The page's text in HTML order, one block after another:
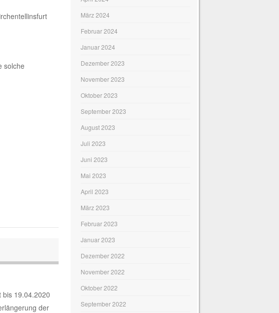
solche
bis 19.04.2020
der
März 2024
Februar 2024
Januar 2024
Dezember 2023
November 2023
Oktober 2023
September 2023
August 2023
Juli 2023
Juni 2023
Mai 2023
April 2023
März 2023
Februar 2023
Januar 2023
Dezember 2022
November 2022
Oktober 2022
September 2022